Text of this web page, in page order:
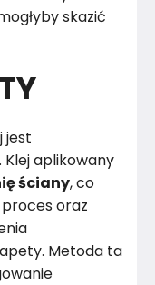
skazić
jest
. Klej aplikowany
ściany, co
oraz
Metoda ta